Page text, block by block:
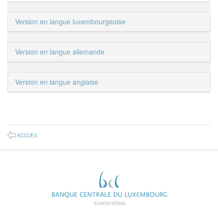
Version en langue luxembourgeoise
Version en langue allemande
Version en langue anglaise
ACCUEIL